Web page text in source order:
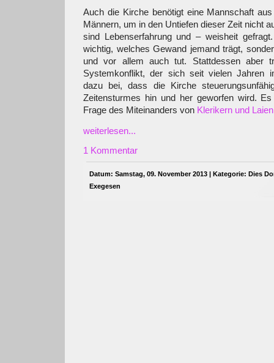
Auch die Kirche benötigt eine Mannschaft
Männern, um in den Untiefen dieser Zeit nicht
sind Lebenserfahrung und – weisheit
wichtig, welches Gewand jemand trägt,
und vor allem auch tut. Stattdessen aber
Systemkonflikt, der sich seit vielen Jahren
dazu bei, dass die Kirche
Zeitensturmes hin und her geworfen wird.
Frage des Miteinanders von Klerikern und Laien
weiterlesen...
1 Kommentar
Datum: Samstag, 09. November 2013 | Kategorie: Dies
Exegesen